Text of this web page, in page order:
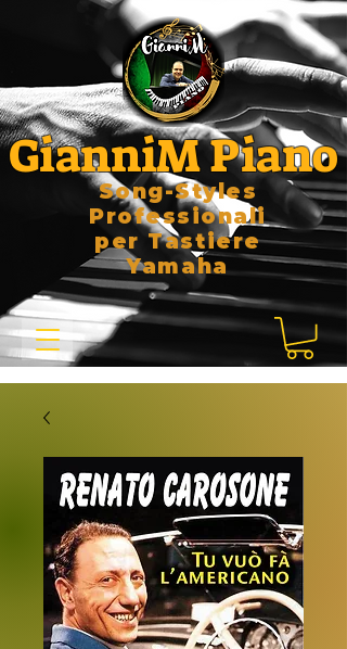
GianniM Piano
Song-Styles
Professionali
per Tastiere
Yamaha